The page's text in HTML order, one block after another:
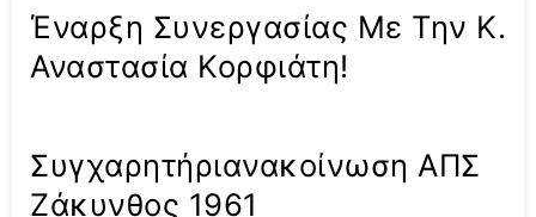
Έναρξη Συνεργασίας Με Την Κ.
Αναστασία Κορφιάτη!
Συγχαρητήριανακοίνωση ΑΠΣ
Ζάκυνθος 1961